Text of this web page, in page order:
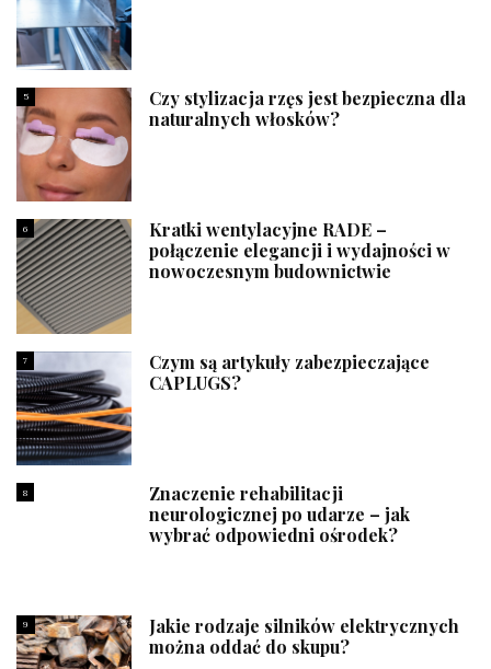
5
Czy stylizacja rzęs jest bezpieczna dla
naturalnych włosków?
6
Kratki wentylacyjne RADE –
połączenie elegancji i wydajności w
nowoczesnym budownictwie
7
Czym są artykuły zabezpieczające
CAPLUGS?
8
Znaczenie rehabilitacji
neurologicznej po udarze – jak
wybrać odpowiedni ośrodek?
9
Jakie rodzaje silników elektrycznych
można oddać do skupu?